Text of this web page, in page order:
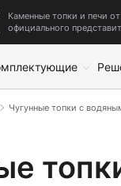
Каменные топки и печи от
официального
Чугунные топки с